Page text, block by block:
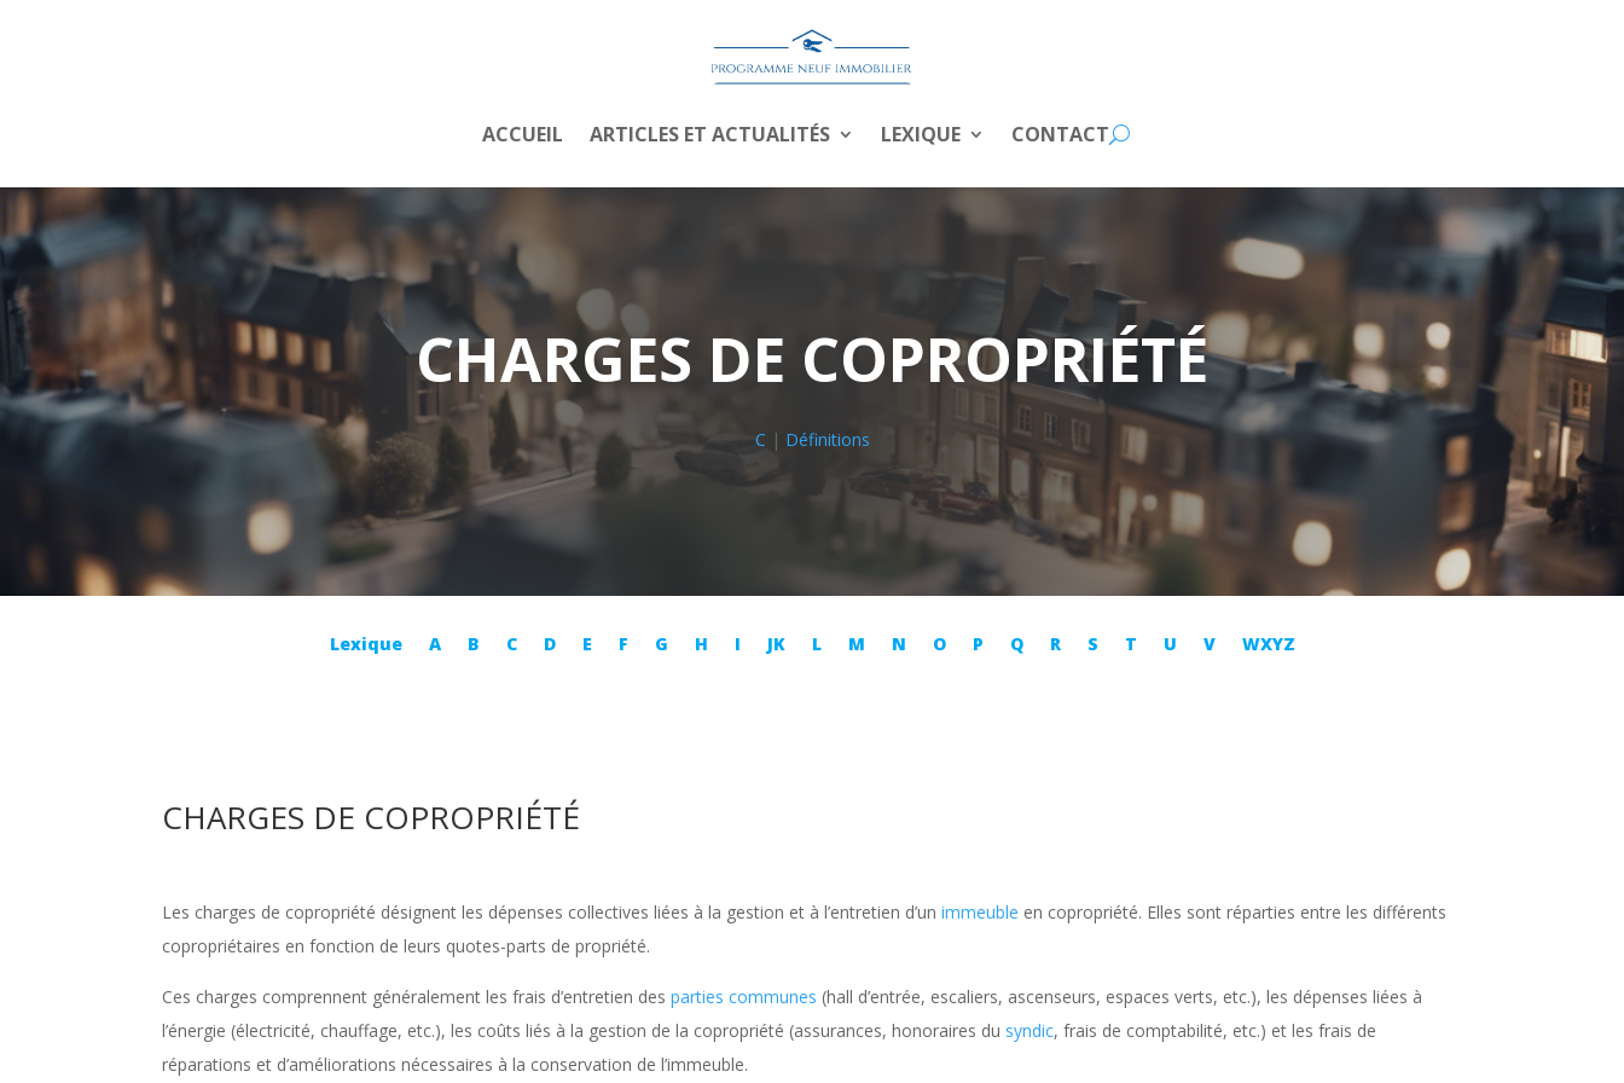
ACCUEIL ARTICLES ET ACTUALITÉS LEXIQUE CONTACT
CHARGES DE COPROPRIÉTÉ
C | Définitions
Lexique A B C D E F G H I JK L M N O P Q R S T U V WXYZ
CHARGES DE COPROPRIÉTÉ
Les charges de copropriété désignent les dépenses collectives liées à la gestion et à l’entretien d’unimmeuble en copropriété. Elles sont réparties entre les différents
copropriétaires en fonction de leurs quotes-parts de propriété.
Ces charges comprennent généralement les frais d’entretien desparties communes (hall d’entrée, escaliers, ascenseurs, espaces verts, etc.), les dépenses liées à
l’énergie (électricité, chauffage, etc.), les coûts liés à la gestion de la copropriété (assurances, honoraires du syndic, frais de comptabilité, etc.) et les frais de
réparations et d’améliorations nécessaires à la conservation de l’immeuble.